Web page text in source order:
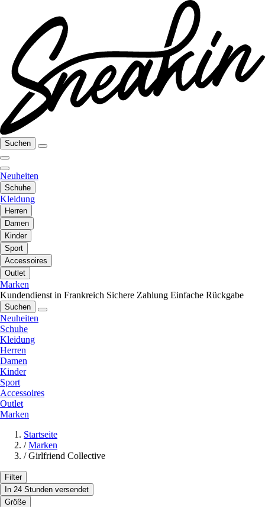
Suchen
Neuheiten
Schuhe
Kleidung
Herren
Damen
Kinder
Sport
Accessoires
Outlet
Marken
Kundendienst in Frankreich Sichere Zahlung Einfache Rückgabe
Suchen
Neuheiten
Schuhe
Kleidung
Herren
Damen
Kinder
Sport
Accessoires
Outlet
Marken
Startseite
/ Marken
/ Girlfriend Collective
Filter
In 24 Stunden versendet
Größe